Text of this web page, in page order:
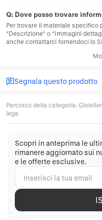
Q: Dove posso trovare
Per trovare il materiale specifico
"Descrizione" o "Immagini
anche contattarci fornendoci lo
Segnala questo prodotto
Percorso della categoria:
lega
Scopri in anteprima le
rimanere aggiornato sui
e le offerte esclusive.